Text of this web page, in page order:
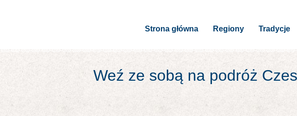
Strona główna Regiony Tradycje
Weź ze sobą na podróż